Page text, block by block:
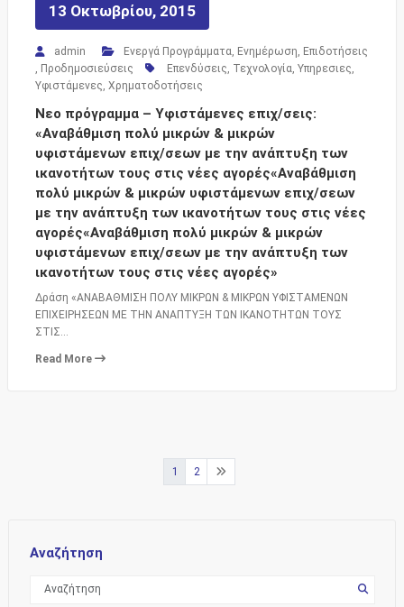
13 Οκτωβρίου, 2015
admin Ενεργά Προγράμματα Ενημέρωση Επιδοτήσεις
Προδημοσιεύσεις Επενδύσεις Τεχνολογία Υπηρεσιες
Υφιστάμενες Χρηματοδοτήσεις
Νεο πρόγραμμα – Υφιστάμενες επιχ/σεις:
«Αναβάθμιση πολύ μικρών & μικρών
υφιστάμενων επιχ/σεων με την ανάπτυξη των
ικανοτήτων τους στις νέες αγορές«Αναβάθμιση
πολύ μικρών & μικρών υφιστάμενων επιχ/σεων
με την ανάπτυξη των ικανοτήτων τους στις νέες
αγορές«Αναβάθμιση πολύ μικρών & μικρών
υφιστάμενων επιχ/σεων με την ανάπτυξη των
ικανοτήτων τους στις νέες αγορές»
Δράση «ΑΝΑΒΑΘΜΙΣΗ ΠΟΛΥ ΜΙΚΡΩΝ & ΜΙΚΡΩΝ ΥΦΙΣΤΑΜΕΝΩΝ
ΕΠΙΧΕΙΡΗΣΕΩΝ ΜΕ ΤΗΝ ΑΝΑΠΤΥΞΗ ΤΩΝ ΙΚΑΝΟΤΗΤΩΝ ΤΟΥΣ
ΣΤΙΣ…
Read More
1 2
Αναζήτηση